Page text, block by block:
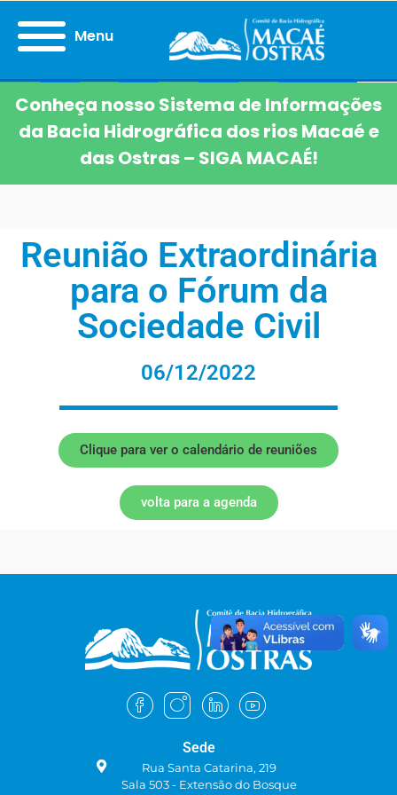
Menu
Conheça nosso Sistema de Informações
da Bacia Hidrográfica dos rios Macaé e
das Ostras – SIGA MACAÉ!
Reunião Extraordinária
para o Fórum da
Sociedade Civil
06/12/2022
Clique para ver o calendário de reuniões
volta para a agenda
Sede
Rua Santa Catarina, 219
Sala 503 - Extensão do Bosque